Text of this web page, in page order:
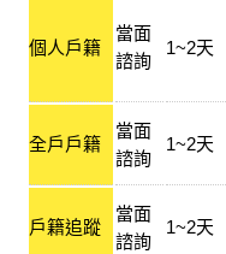
個人戶籍
當面
諮詢
1~2天
全戶戶籍
當面
諮詢
1~2天
戶籍追蹤
當面
諮詢
1~2天